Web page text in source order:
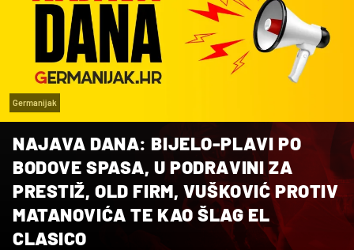
Germanijak
NAJAVA DANA: BIJELO-PLAVI PO
BODOVE SPASA, U PODRAVINI ZA
PRESTIŽ, OLD FIRM, VUŠKOVIĆ PROTIV
MATANOVIĆA TE KAO ŠLAG EL
CLASICO